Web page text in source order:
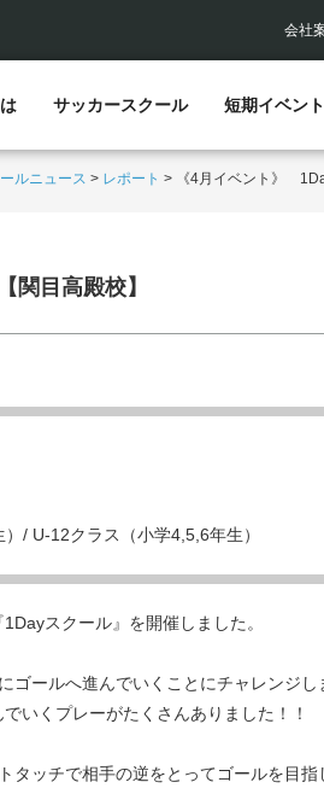
会社
サッカースクール 短期イベント
ルニュース > レポート > 《4月イベント》
目高殿校】
/ U-12クラス（小学4,5,6年生）
スクール』を開催しました。
ールへ進んでいくことにチャレンジし
いくプレーがたくさんありました！！
ッチで相手の逆をとってゴールを目指